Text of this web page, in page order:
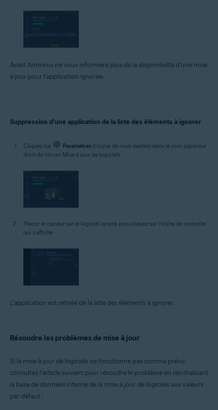
Avast Antivirus ne vous informera plus de la disponibilité d’une mise
à jour pour l’application ignorée.
Suppression d’une application de la liste des éléments à ignorer
Cliquez sur Paramètres (l’icône de roue dentée) dans le coin supérieur
droit de l’écran Mise à jour de logiciels.
Placez le curseur sur le logiciel ignoré, puis cliquez sur l’icône de corbeille
qui s’affiche.
L’application est retirée de la liste des éléments à ignorer.
Résoudre les problèmes de mise à jour
Si la mise à jour de logiciels ne fonctionne pas comme prévu,
consultez l'article suivant pour résoudre le problème en réinitialisant
la base de données interne de la mise à jour de logiciels aux valeurs
par défaut :